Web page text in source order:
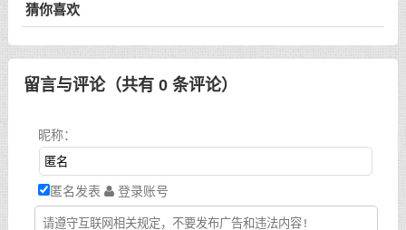
猜你喜欢
留言与评论（共有 0条评论）
昵称：
匿名发表 登录账号